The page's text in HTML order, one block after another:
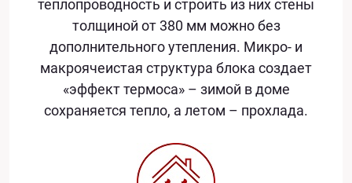
теплопроводность и строить из них стены
толщиной от 380 мм можно без
дополнительного утепления. Микро- и
макроячеистая структура блока создает
«эффект термоса» – зимой в доме
сохраняется тепло, а летом – прохлада.